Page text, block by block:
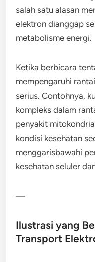
salah satu alasan
elektron dianggap
metabolisme energi.
Ketika berbicara
mempengaruhi
serius. Contohnya,
kompleks dalam
penyakit
kondisi kesehatan
menggarisbawahi
kesehatan seluler
—
Ilustrasi yang
Transport